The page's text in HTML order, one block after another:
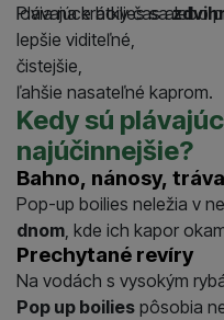
lovia na krátky čas alebo
Plávajúce boilies sa
lepšie viditeľné,
čistejšie,
ľahšie nasateľné kaprom.
Kedy sú
najúčinnejšie?
Bahno, nánosy, tráva
Pop-up boilies neležia v
dnom , kde ich kapor
Prechytané revíry
Na vodách s vysokým
Pop up boilies pôsobia